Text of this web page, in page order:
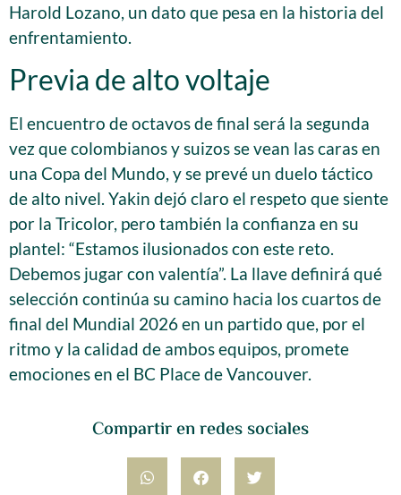
Compartir en redes sociales
Harold Lozano, un dato que pesa en la historia del
enfrentamiento.
Previa de alto voltaje
El encuentro de octavos de final será la segunda
vez que colombianos y suizos se vean las caras en
una Copa del Mundo, y se prevé un duelo táctico
de alto nivel. Yakin dejó claro el respeto que siente
por la Tricolor, pero también la confianza en su
plantel: “Estamos ilusionados con este reto.
Debemos jugar con valentía”. La llave definirá qué
selección continúa su camino hacia los cuartos de
final del Mundial 2026 en un partido que, por el
ritmo y la calidad de ambos equipos, promete
emociones en el BC Place de Vancouver.